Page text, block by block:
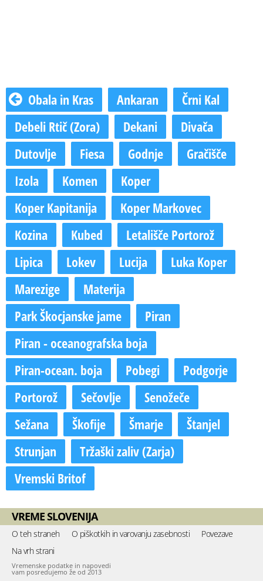
Obala in Kras Ankaran
Črni Kal
Debeli Rtič (Zora)
Dekani
Divača
Dutovlje
Fiesa Godnje
Gračišče
Izola
Komen
Koper
Koper Kapitanija
Koper Markovec
Kozina
Kubed
Letališče Portorož
Lipica
Lokev Lucija
Luka Koper
Marezige
Materija
Park Škocjanske jame
Piran
Piran - oceanografska boja
Piran-ocean. boja
Pobegi
Podgorje
Portorož
Sečovlje
Senožeče
Sežana
Škofije Šmarje
Štanjel
Strunjan
Tržaški zaliv (Zarja)
Vremski Britof
VREME SLOVENIJA
O teh straneh O piškotkih in varovanju zasebnosti
Povezave
Na vrh strani
Vremenske podatke in napovedi
vam posredujemo že od 2013